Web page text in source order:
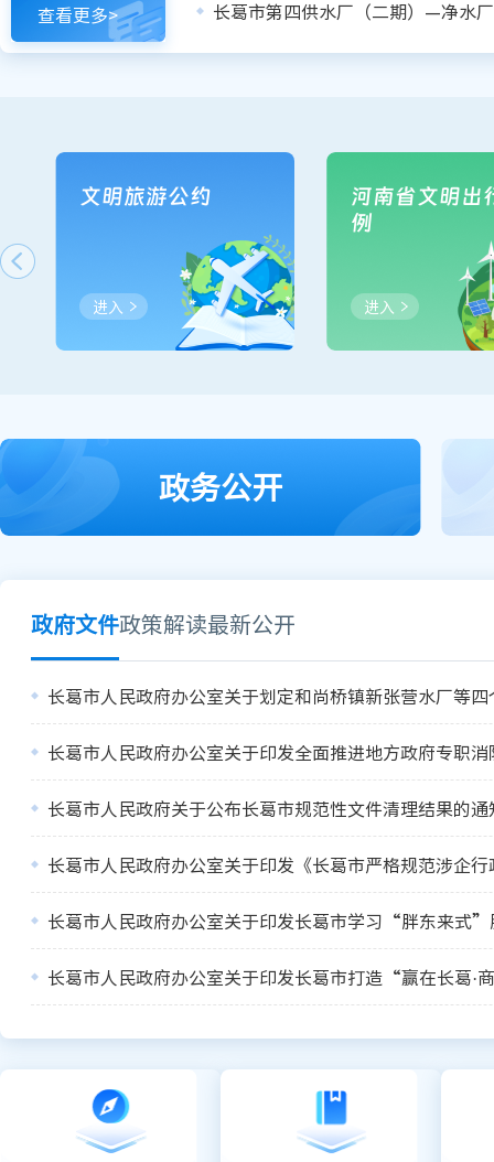
查看更多>
文明旅游公约
进入
河南省文明出
例
进入
政务公开
政府文件政策解读最新公开
长葛市人民政府关于公布长葛市规范性文件清理结果的通
长葛市人民政府办公室关于印发《长葛市严格规范涉企